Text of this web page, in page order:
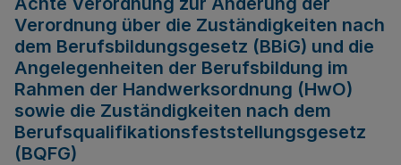
Verordnung über die Zuständigkeiten nach
dem Berufsbildungsgesetz (BBiG) und die
Angelegenheiten der Berufsbildung im
Rahmen der Handwerksordnung (HwO)
sowie die Zuständigkeiten nach dem
Berufsqualifikationsfeststellungsgesetz
(BQFG)